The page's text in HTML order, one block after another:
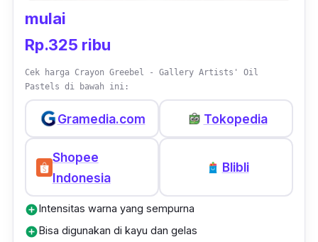
mulai
Rp.325 ribu
Cek harga Crayon Greebel - Gallery Artists' Oil
Pastels di bawah ini:
Gramedia.com Tokopedia
Shopee
Indonesia
Blibli
add_circleIntensitas warna yang sempurna
add_circleBisa digunakan di kayu dan gelas